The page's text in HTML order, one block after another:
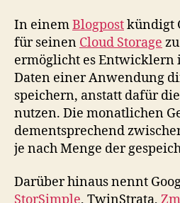
In einemBlogpostkündigt
für seinen Cloud Storage
ermöglicht es Entwicklern
Daten einer Anwendung
speichern, anstatt dafür
nutzen. Die monatlichen
dementsprechend
je nach Menge der
Darüber hinaus nennt